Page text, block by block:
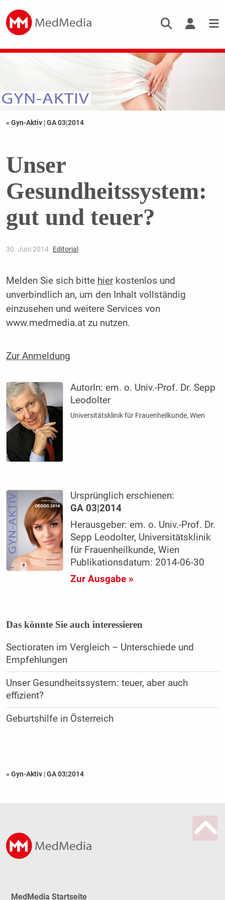
« Gyn-Aktiv |GA 03|2014
Unser
Gesundheitssystem:
gut und teuer?
30. Juni 2014 Editorial
Melden Sie sich bitte hierkostenlos und
unverbindlich an, um den Inhalt vollständig
einzusehen und weitere Services von
www.medmedia.at zu nutzen.
Zur Anmeldung
AutorIn: em. o. Univ.-Prof. Dr. Sepp
Leodolter
Universitätsklinik für Frauenheilkunde, Wien
Ursprünglich erschienen:
GA 03|2014
Herausgeber: em. o. Univ.-Prof. Dr.
Sepp Leodolter, Universitätsklinik
für Frauenheilkunde, Wien
Publikationsdatum: 2014-06-30
Zur Ausgabe »
Das könnte Sie auch interessieren
Sectioraten im Vergleich – Unterschiede und
Empfehlungen
Unser Gesundheitssystem: teuer, aber auch
effizient?
Geburtshilfe in Österreich
« Gyn-Aktiv |GA 03|2014
MedMedia Startseite